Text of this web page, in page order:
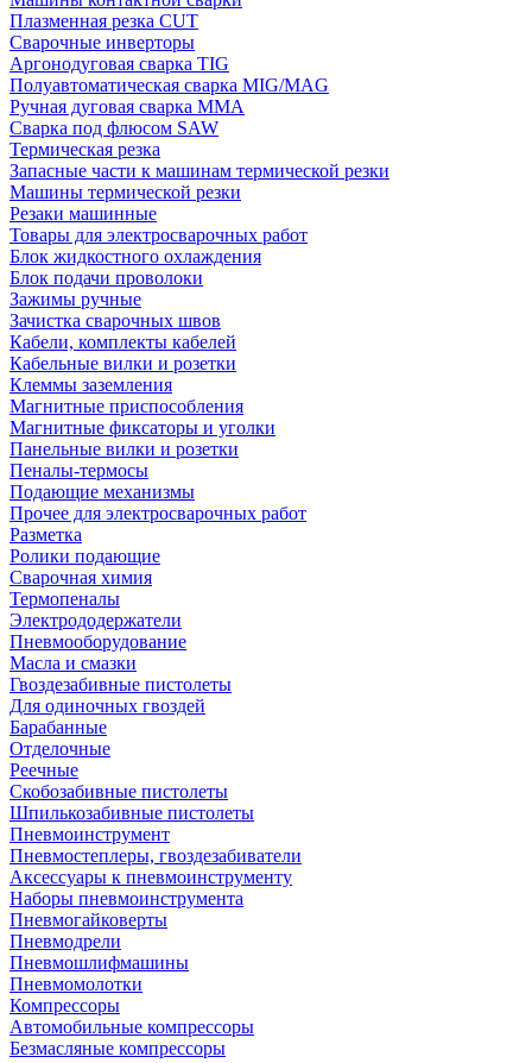
Плазменная резка CUT
Сварочные инверторы
Аргонодуговая сварка TIG
Полуавтоматическая сварка MIG/MAG
Ручная дуговая сварка MMA
Сварка под флюсом SAW
Термическая резка
Запасные части к машинам термической резки
Машины термической резки
Резаки машинные
Товары для электросварочных работ
Блок жидкостного охлаждения
Блок подачи проволоки
Зажимы ручные
Зачистка сварочных швов
Кабели, комплекты кабелей
Кабельные вилки и розетки
Клеммы заземления
Магнитные приспособления
Магнитные фиксаторы и уголки
Панельные вилки и розетки
Пеналы-термосы
Подающие механизмы
Прочее для электросварочных работ
Разметка
Ролики подающие
Сварочная химия
Термопеналы
Электрододержатели
Пневмооборудование
Масла и смазки
Гвоздезабивные пистолеты
Для одиночных гвоздей
Барабанные
Отделочные
Реечные
Скобозабивные пистолеты
Шпилькозабивные пистолеты
Пневмоинструмент
Пневмостеплеры, гвоздезабиватели
Аксессуары к пневмоинструменту
Наборы пневмоинструмента
Пневмогайковерты
Пневмодрели
Пневмошлифмашины
Пневмомолотки
Компрессоры
Автомобильные компрессоры
Безмасляные компрессоры